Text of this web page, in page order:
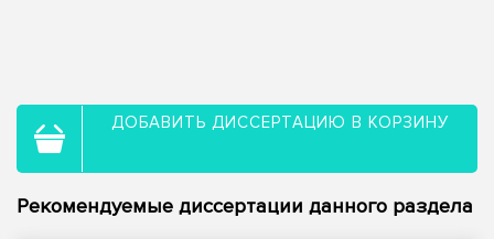
ДОБАВИТЬ ДИССЕРТАЦИЮ В КОРЗИНУ
Рекомендуемые диссертации данного раздела